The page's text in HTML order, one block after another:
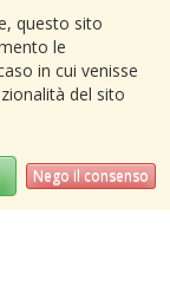
questo sito
le
in cui venisse
del sito
Nego il consenso